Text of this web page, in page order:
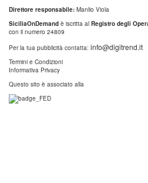
Direttore responsabile: Manlio Viola
SiciliaOnDemand è iscritta al Registro degli
con il numero 24809
Per la tua pubblicità contatta: info@digitrend.it
Termini e Condizioni
Informativa Privacy
Questo sito è associato alla